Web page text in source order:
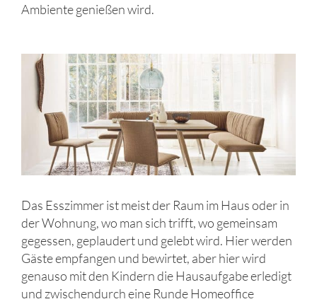
Ambiente genießen wird.
Das Esszimmer ist meist der Raum im Haus oder in
der Wohnung, wo man sich trifft, wo gemeinsam
gegessen, geplaudert und gelebt wird. Hier werden
Gäste empfangen und bewirtet, aber hier wird
genauso mit den Kindern die Hausaufgabe erledigt
und zwischendurch eine Runde Homeoffice